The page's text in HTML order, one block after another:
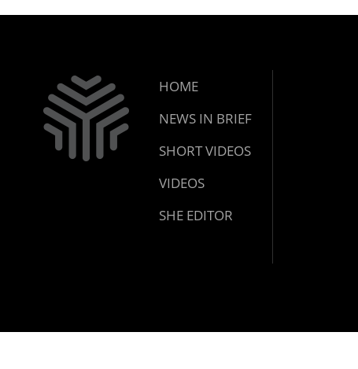
HOME
NEWS IN BRIEF
SHORT VIDEOS
VIDEOS
SHE EDITOR